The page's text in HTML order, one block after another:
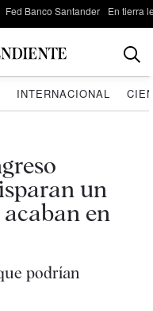
Fed Banco Santander En tierra
INTERNACIONAL
un
en
podrían